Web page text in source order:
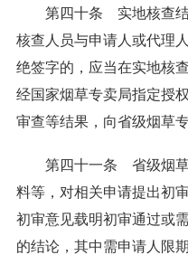
第四十条 实地核查
核查人员与申请人或代理
绝签字的，应当在实地核
经国家烟草专卖局指定授
审查等结果，向省级烟草
第四十一条 省级烟
料等，对相关申请提出初
初审意见载明初审通过或
的结论，其中需申请人限